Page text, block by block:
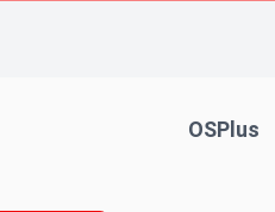
OSPlus